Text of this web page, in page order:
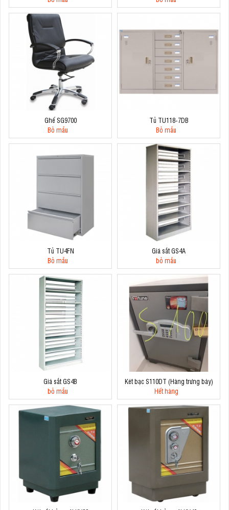
Ghế SG9700
Bỏ mẫu
Tủ TU118-7DB
Bỏ mẫu
Tủ TU4FN
Bỏ mẫu
Giá sắt GS4A
bỏ mẫu
Giá sắt GS4B
bỏ mẫu
Két bạc S110DT (Hàng trưng bày)
Hết hàng